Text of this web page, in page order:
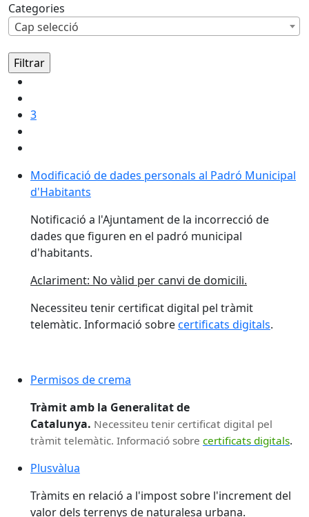
Categories
Cap selecció
3
Modificació de dades personals al Padró Municipal
d'Habitants
Notificació a l'Ajuntament de la incorrecció de
dades que figuren en el padró municipal
d'habitants.
Aclariment: No vàlid per canvi de domicili.
Necessiteu tenir certificat digital pel tràmit
telemàtic. Informació sobrecertificats digitals.
Permisos de crema
Tràmit amb la Generalitat de
Catalunya. Necessiteu tenir certificat digital pel
tràmit telemàtic. Informació sobre certificats digitals.
Plusvàlua
Tràmits en relació a l'impost sobre l'increment del
valor dels terrenys de naturalesa urbana.